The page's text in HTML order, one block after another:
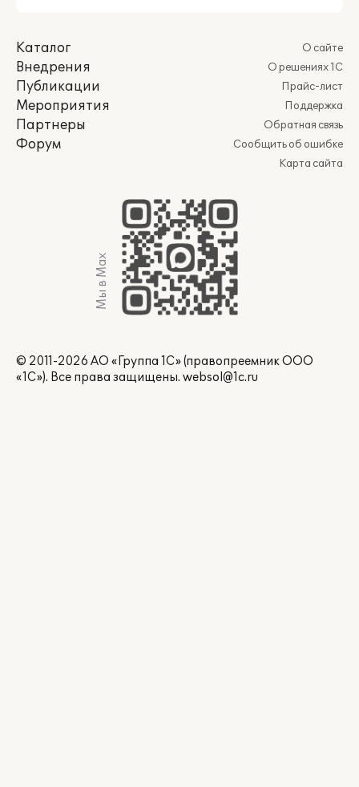
Каталог
Внедрения
Публикации
Мероприятия
Партнеры
Форум
О сайте
О решениях 1С
Прайс-лист
Поддержка
Обратная связь
Сообщить об ошибке
Карта сайта
Мы в Max
© 2011-2026 АО «Группа 1С» (правопреемник ООО
«1С»). Все права защищены. websol@1c.ru